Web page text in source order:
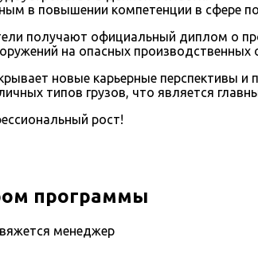
в повышении компетенции в сфере
получают официальный диплом о
на опасных производственных
новые карьерные перспективы
типов грузов, что является
рост!
программы
менеджер